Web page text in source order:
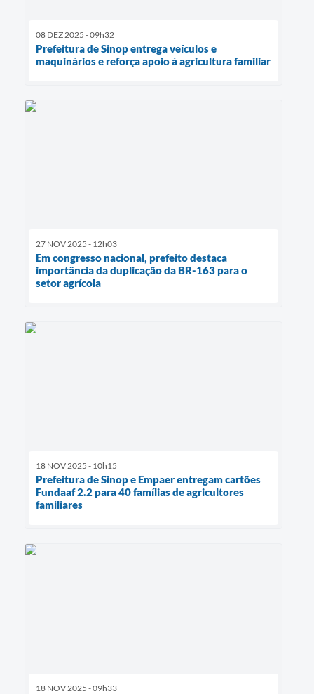
08 DEZ 2025 - 09h32
Prefeitura de Sinop entrega veículos e
maquinários e reforça apoio à agricultura familiar
27 NOV 2025 - 12h03
Em congresso nacional, prefeito destaca
importância da duplicação da BR-163 para o
setor agrícola
18 NOV 2025 - 10h15
Prefeitura de Sinop e Empaer entregam cartões
Fundaaf 2.2 para 40 famílias de agricultores
familiares
18 NOV 2025 - 09h33